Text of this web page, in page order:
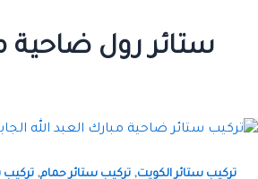
ستائر رول ضاحية
تركيب ستائر الكويت, تركيب ستائر حمام, تركيب